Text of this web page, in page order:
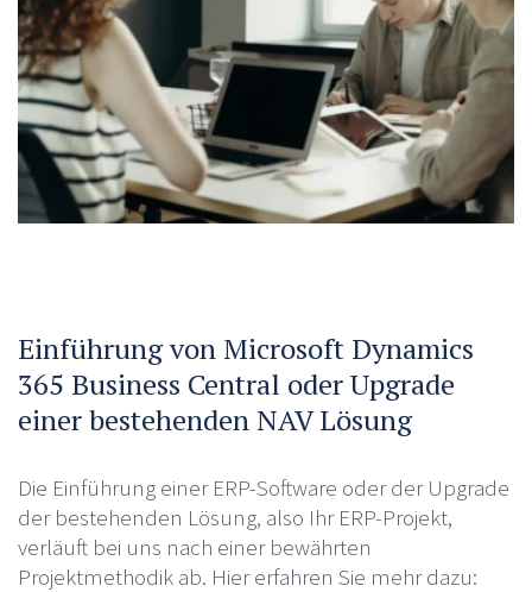
Einführung von Microsoft Dynamics
365 Business Central oder Upgrade
einer bestehenden NAV Lösung
Die Einführung einer ERP-Software oder der Upgrade
der bestehenden Lösung, also Ihr ERP-Projekt,
verläuft bei uns nach einer bewährten
Projektmethodik ab. Hier erfahren Sie mehr dazu: